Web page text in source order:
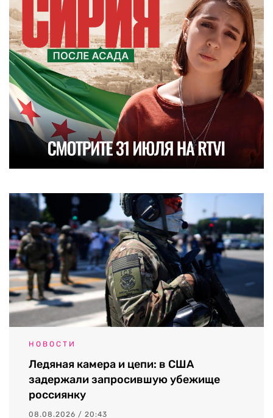
НОВОСТИ
Ледяная камера и цепи: в США
задержали запросившую убежище
россиянку
08.08.2026 / 20:43